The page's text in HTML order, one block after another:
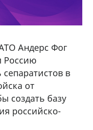
Андерс Фог
Россию
в
от
создать базу
российско-